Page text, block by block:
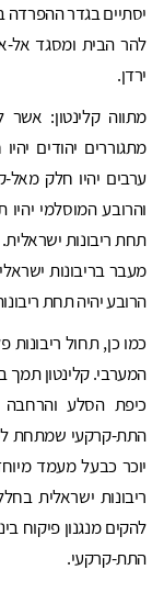
יסתיים בגדר ההפרדה
להר הבית ומסגד אל-
ירדן.
מתווה קלינטון:
מתגוררים יהודים
ערבים יהיו חלק
והרובע המוסלמי יהיו
תחת ריבונות
מעבר בריבונות
הרובע יהיה תחת
כמו כן, תחול
המערבי. קלינטון
כיפת הסלע והרחבה
התת-קרקעי שמתחת
יוכר כבעל מעמד
ריבונות ישראלית
להקים מנגנון פיקוח
התת-קרקעי.